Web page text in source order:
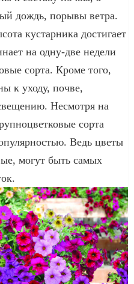
дождь, порывы ветра.
кустарника достигает
на одну-две недели
сорта. Кроме того,
к уходу, почве,
Несмотря на
сорта
Ведь цветы
могут быть самых